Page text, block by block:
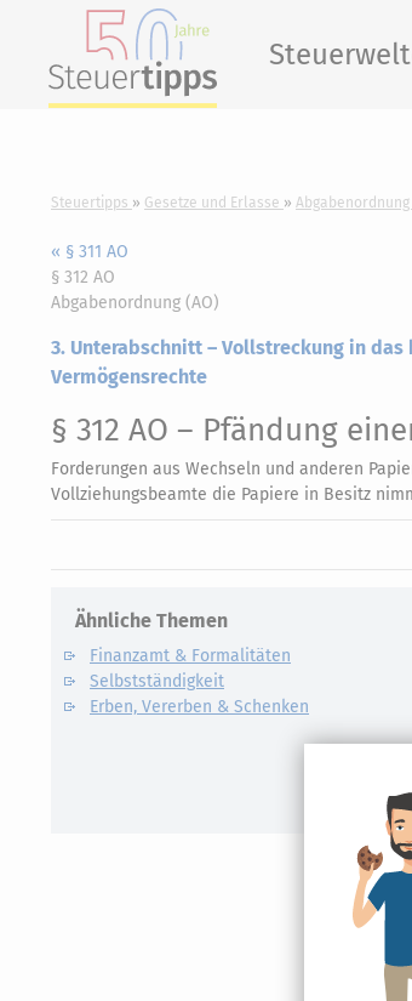
Steuertipps Gesetze und Erlasse Abgabenordnung
« § 311 AO
§ 312 AO
Abgabenordnung (AO)
3. Unterabschnitt – Vollstreckung in
Vermögensrechte
§ 312 AO – Pfändung
Forderungen aus Wechseln und anderen
Vollziehungsbeamte die Papiere in Besitz
Ähnliche Themen
Finanzamt & Formalitäten
Selbstständigkeit
Erben, Vererben & Schenken